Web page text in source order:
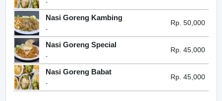
-
Nasi Goreng Kambing
-
Rp. 50,000
Nasi Goreng Special
-
Rp. 45,000
Nasi Goreng Babat
-
Rp. 45,000